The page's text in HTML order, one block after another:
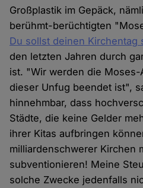
Großplastik im Gepäck,
berühmt-berüchtigten
Du sollst deinen Kirchentag
den letzten Jahren durch
ist. "Wir werden die
dieser Unfug beendet ist",
hinnehmbar, dass
Städte, die keine Gelder
ihrer Kitas aufbringen
milliardenschwerer Kirchen
subventionieren! Meine
solche Zwecke jedenfalls